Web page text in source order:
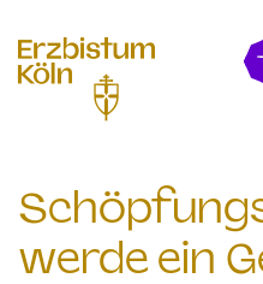
werde ein